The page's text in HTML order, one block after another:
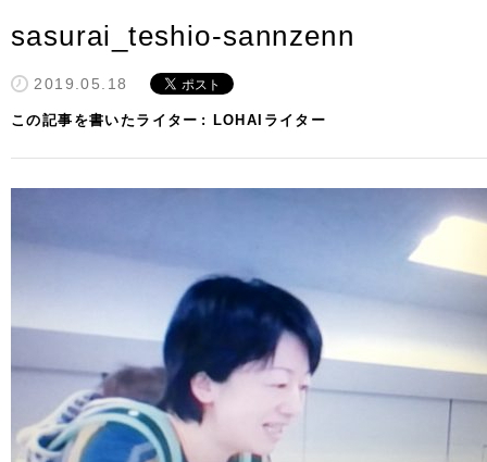
sasurai_teshio-sannzenn
2019.05.18
この記事を書いたライター LOHAIライター